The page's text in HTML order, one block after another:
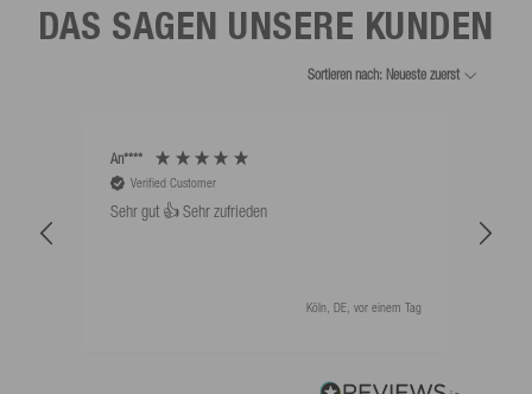
DAS SAGEN UNSERE KUNDEN
Sortieren nach: Neueste zuerst
An****
Verified Customer
Sehr gut 👍 Sehr zufrieden
Köln, DE, vor einem Tag